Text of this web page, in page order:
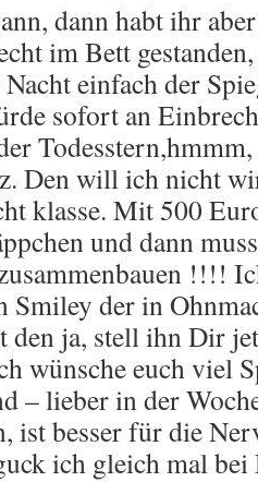
dann habt ihr
im Bett
einfach der
sofort an
Den will ich nicht
klasse. Mit 500
und dann
!!!!
Smiley der in
den ja, stell ihn Dir
wünsche euch viel
– lieber in der
ist besser für die
ich gleich mal